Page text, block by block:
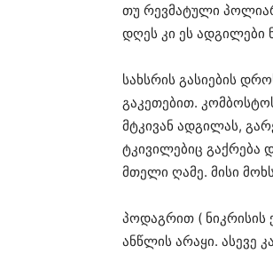
თუ რევმატული
დღეს კი ეს ადგილები
სახსრის გასიების
გაკეთებით.
მტკივან ადგილას,
ტკივილებიც გაქრება
მთელი ღამე. მისი
პოდაგრით ( ნიკრისის
ანწლის არაყი. ასევე